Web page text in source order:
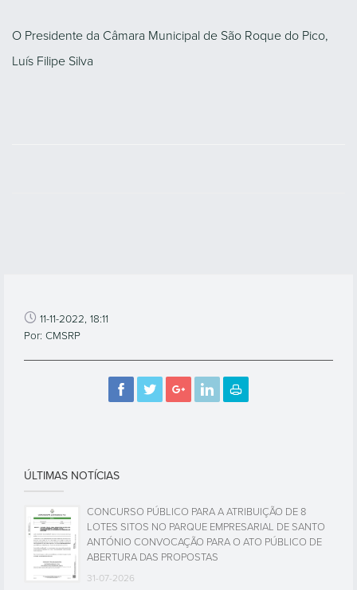
O Presidente da Câmara Municipal de São Roque do Pico,
Luís Filipe Silva
11-11-2022, 18:11
Por: CMSRP
ÚLTIMAS NOTÍCIAS
CONCURSO PÚBLICO PARA A ATRIBUIÇÃO DE 8
LOTES SITOS NO PARQUE EMPRESARIAL DE SANTO
ANTÓNIO CONVOCAÇÃO PARA O ATO PÚBLICO DE
ABERTURA DAS PROPOSTAS
31-07-2026